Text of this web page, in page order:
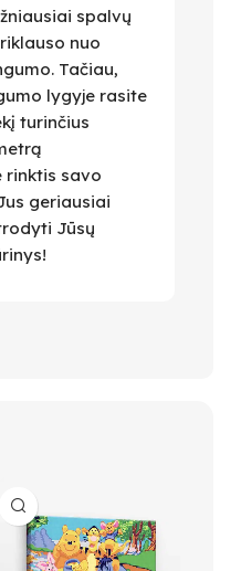
spalvų
nuo
Tačiau,
lygyje rasite
turinčius
rinktis savo
geriausiai
Jūsų